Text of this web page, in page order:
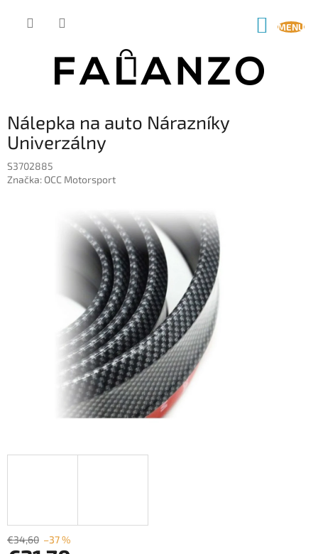
Nálepka na auto Nárazníky
Univerzálny
S3702885
Značka: OCC Motorsport
€34,60 –37 %